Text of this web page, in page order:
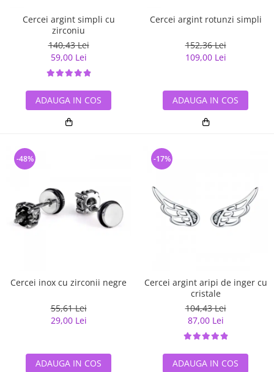
Cercei argint simpli cu
zirconiu
140,43 Lei
59,00 Lei
ADAUGA IN COS
Cercei argint rotunzi simpli
152,36 Lei
109,00 Lei
ADAUGA IN COS
Cercei inox cu zirconii negre
55,61 Lei
29,00 Lei
-48%
ADAUGA IN COS
Cercei argint aripi de inger cu
cristale
104,43 Lei
87,00 Lei
-17%
ADAUGA IN COS